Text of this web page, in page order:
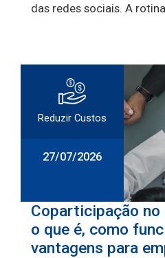
das redes sociais. A
Reduzir Custos
27/07/2026
Coparticipação no
o que é, como
vantagens para